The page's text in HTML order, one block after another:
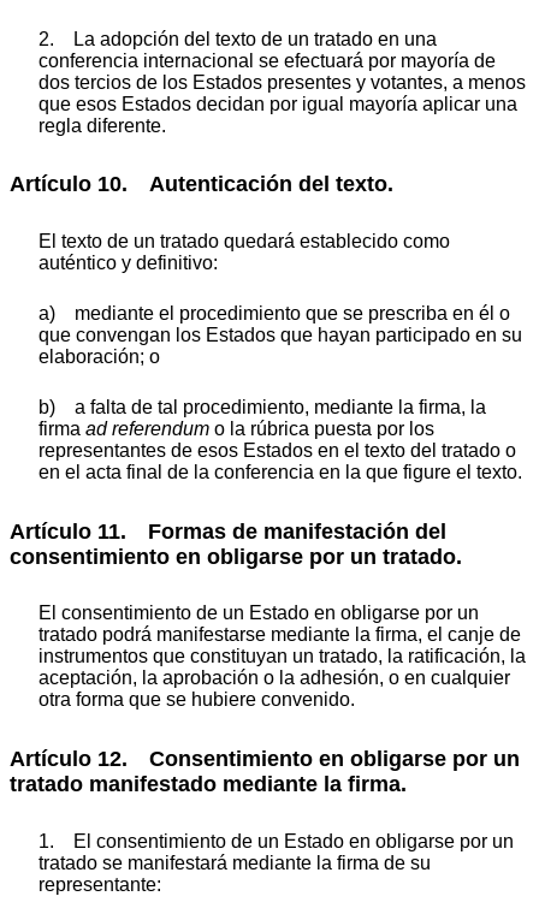
2. La adopción del texto de un tratado en una
conferencia internacional se efectuará por mayoría de
dos tercios de los Estados presentes y votantes, a menos
que esos Estados decidan por igual mayoría aplicar una
regla diferente.
Artículo 10. Autenticación del texto.
El texto de un tratado quedará establecido como
auténtico y definitivo:
a) mediante el procedimiento que se prescriba en él o
que convengan los Estados que hayan participado en su
elaboración; o
b) a falta de tal procedimiento, mediante la firma, la
firma ad referendum o la rúbrica puesta por los
representantes de esos Estados en el texto del tratado o
en el acta final de la conferencia en la que figure el texto.
Artículo 11. Formas de manifestación del
consentimiento en obligarse por un tratado.
El consentimiento de un Estado en obligarse por un
tratado podrá manifestarse mediante la firma, el canje de
instrumentos que constituyan un tratado, la ratificación, la
aceptación, la aprobación o la adhesión, o en cualquier
otra forma que se hubiere convenido.
Artículo 12. Consentimiento en obligarse por un
tratado manifestado mediante la firma.
1. El consentimiento de un Estado en obligarse por un
tratado se manifestará mediante la firma de su
representante: